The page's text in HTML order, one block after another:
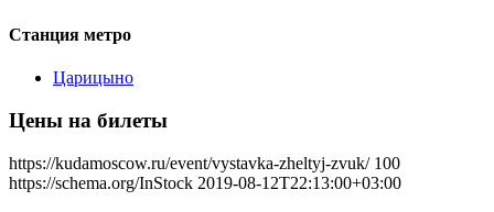
Станция метро
Царицыно
Цены на билеты
https://kudamoscow.ru/event/vystavka-zheltyj-zvuk/ 100
https://schema.org/InStock 2019-08-12T22:13:00+03:00